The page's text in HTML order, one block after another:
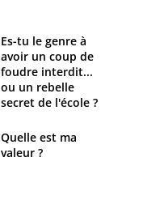
Es-tu le genre à
avoir un coup de
foudre interdit...
ou un rebelle
secret de l'école ?
Quelle est ma
valeur ?